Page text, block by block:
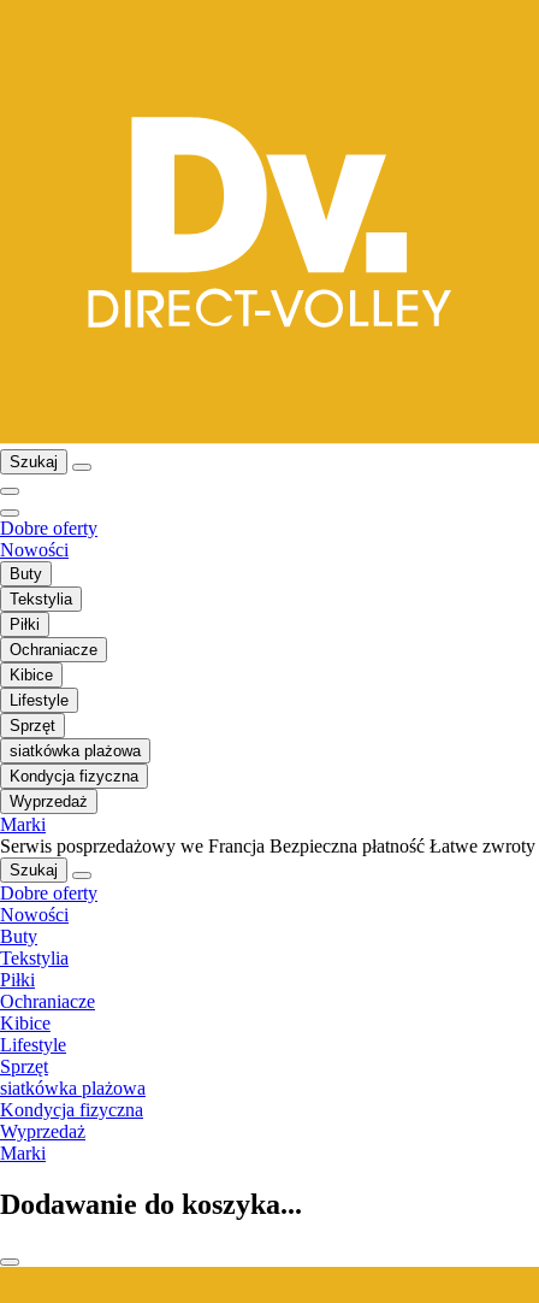
Szukaj
Dobre oferty
Nowości
Buty
Tekstylia
Piłki
Ochraniacze
Kibice
Lifestyle
Sprzęt
siatkówka plażowa
Kondycja fizyczna
Wyprzedaż
Marki
Serwis posprzedażowy we Francja Bezpieczna płatność Łatwe zwroty
Szukaj
Dobre oferty
Nowości
Buty
Tekstylia
Piłki
Ochraniacze
Kibice
Lifestyle
Sprzęt
siatkówka plażowa
Kondycja fizyczna
Wyprzedaż
Marki
Dodawanie do koszyka...